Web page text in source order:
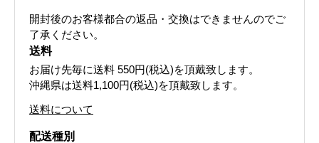
開封後のお客様都合の返品・交換はできませんのでご
了承ください。
送料
お届け先毎に送料 550円(税込)を頂戴致します。
沖縄県は送料1,100円(税込)を頂戴致します。
送料について
配送種別